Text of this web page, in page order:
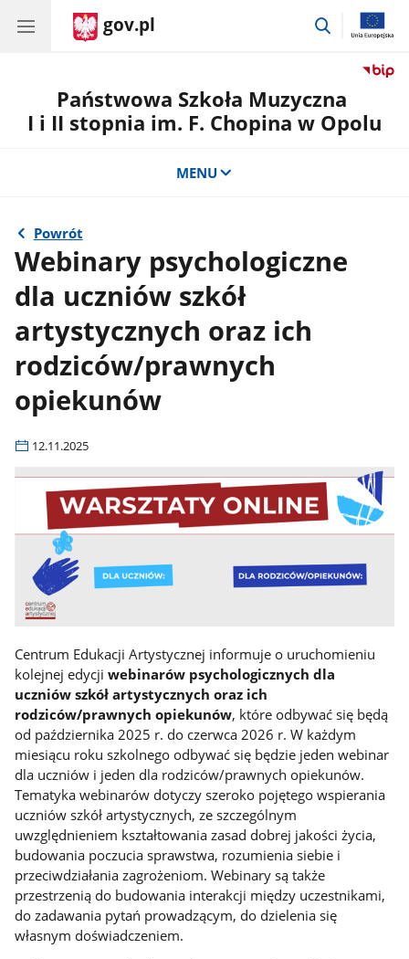
gov.pl
przejdź
Państwowa Szkoła Muzyczna
I i II stopnia im. F. Chopina w Opolu
MENU
Powrót
Webinary psychologiczne
dla uczniów szkół
artystycznych oraz ich
rodziców/prawnych
opiekunów
12.11.2025
Centrum Edukacji Artystycznej informuje o uruchomieniu
kolejnej edycjiwebinarów psychologicznych dla
uczniów szkół artystycznych oraz ich
rodziców/prawnych opiekunów, które odbywać się będą
od października 2025 r. do czerwca 2026 r. W każdym
miesiącu roku szkolnego odbywać się będzie jeden webinar
dla uczniów i jeden dla rodziców/prawnych opiekunów.
Tematyka webinarów dotyczy szeroko pojętego wspierania
uczniów szkół artystycznych, ze szczególnym
uwzględnieniem kształtowania zasad dobrej jakości życia,
budowania poczucia sprawstwa, rozumienia siebie i
przeciwdziałania zagrożeniom. Webinary są także
przestrzenią do budowania interakcji między uczestnikami,
do zadawania pytań prowadzącym, do dzielenia się
własnym doświadczeniem.